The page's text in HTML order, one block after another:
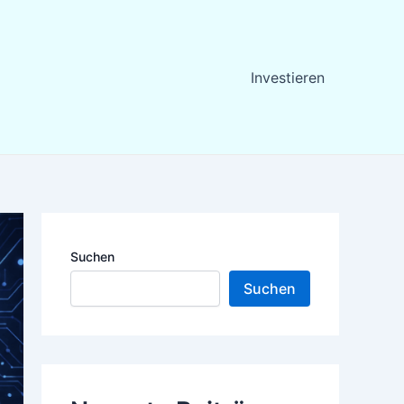
Investieren
Suchen
Suchen